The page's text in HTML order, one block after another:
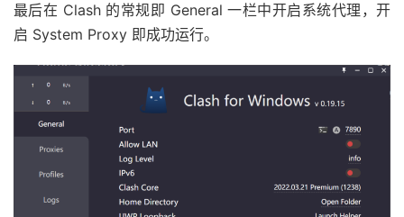
最后在 Clash 的常规即 General 一栏中开启系统代理，开
启 System Proxy 即成功运行。